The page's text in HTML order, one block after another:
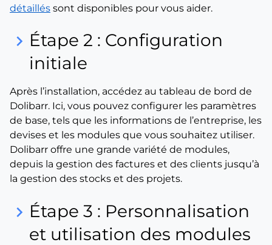
détaillés sont disponibles pour vous aider.
keyboard_arrow_right Étape 2 : Configuration
initiale
Après l’installation, accédez au tableau de bord de
Dolibarr. Ici, vous pouvez configurer les paramètres
de base, tels que les informations de l’entreprise, les
devises et les modules que vous souhaitez utiliser.
Dolibarr offre une grande variété de modules,
depuis la gestion des factures et des clients jusqu’à
la gestion des stocks et des projets.
keyboard_arrow_right Étape 3 : Personnalisation
et utilisation des modules